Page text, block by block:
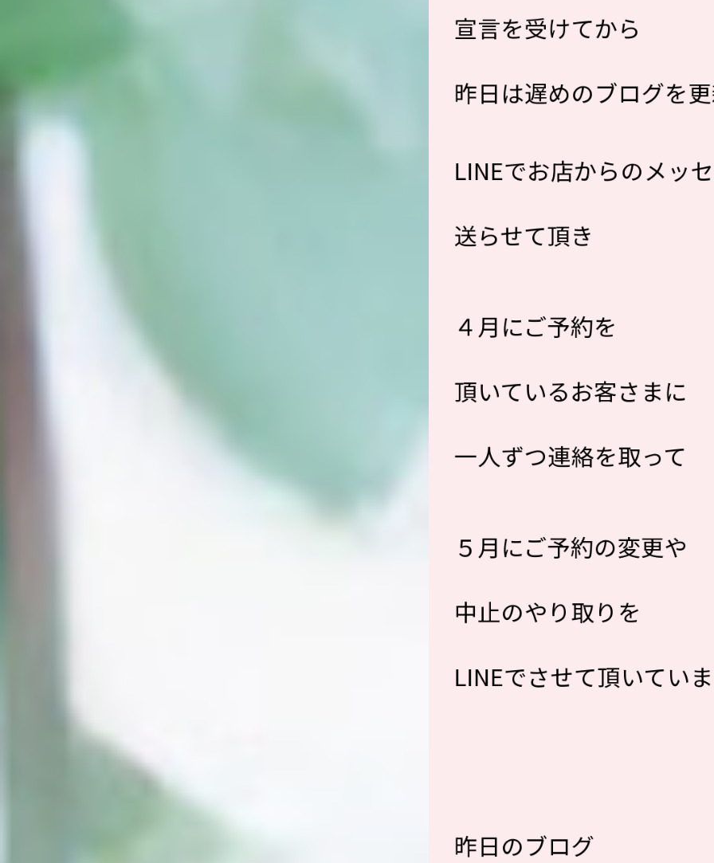
宣言を受けてから
昨日は遅めのブログを
LINEでお店からのメッ
送らせて頂き
４月にご予約を
頂いているお客さまに
一人ずつ連絡を取って
５月にご予約の変更や
中止のやり取りを
LINEでさせて頂いてい
昨日のブログ